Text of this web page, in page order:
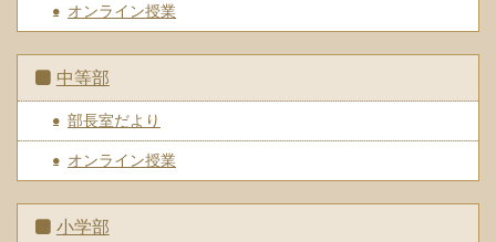
オンライン授業
中等部
部長室だより
オンライン授業
小学部